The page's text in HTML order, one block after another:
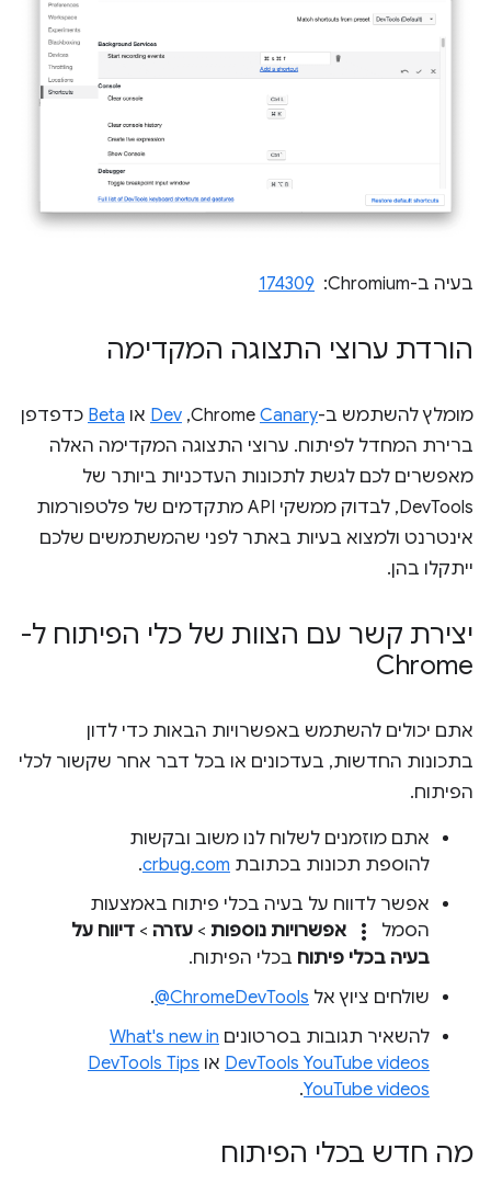
בעיה ב-Chromium: ‏ 174309
הורדת ערוצי התצוגה המקדימה
מומלץ להשתמש ב-ChromeCanary
,‏
Dev או Beta כדפדפן
ברירת המחדל לפיתוח. ערוצי התצוגה המקדימה האלה
מאפשרים לכם לגשת לתכונות העדכניות ביותר של
DevTools, לבדוק ממשקי API מתקדמים של פלטפורמות
אינטרנט ולמצוא בעיות באתר לפני שהמשתמשים שלכם
ייתקלו בהן.
יצירת קשר עם הצוות של כלי הפיתוח ל-
Chrome
אתם יכולים להשתמש באפשרויות הבאות כדי לדון
בתכונות החדשות, בעדכונים או בכל דבר אחר שקשור לכלי
הפיתוח.
אתם מוזמנים לשלוח לנו משוב ובקשות
להוספת תכונות בכתובת crbug.com
.
אפשר לדווח על בעיה בכלי פיתוח באמצעות
הסמל
more_vert אפשרויות נוספות > עזרה > דיווח על
בעיה בכלי פיתוח בכלי הפיתוח.
שולחים ציוץ אל ‎@ChromeDevTools
.
להשאיר תגובות בסרטונים What's new in
DevTools YouTube videos או DevTools Tips
YouTube videos
.
מה חדש בכלי הפיתוח